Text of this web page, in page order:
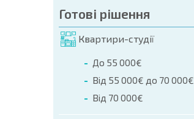
Готові рішення
Квартири-студії
До 55 000€
Від 55 000€ до 70 000€
Від 70 000€